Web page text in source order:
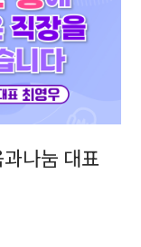
나눔 대표